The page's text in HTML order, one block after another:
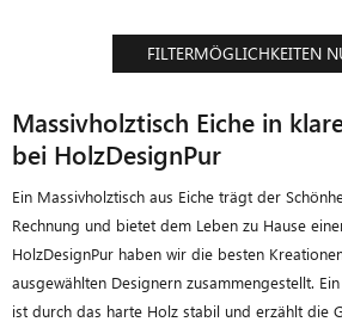
FILTERMÖGLICHKEITEN
Massivholztisch Eiche in
bei HolzDesignPur
Ein Massivholztisch aus Eiche trägt der
Rechnung und bietet dem Leben zu Hause
HolzDesignPur haben wir die besten
ausgewählten Designern zusammengestellt.
ist durch das harte Holz stabil und erzählt die